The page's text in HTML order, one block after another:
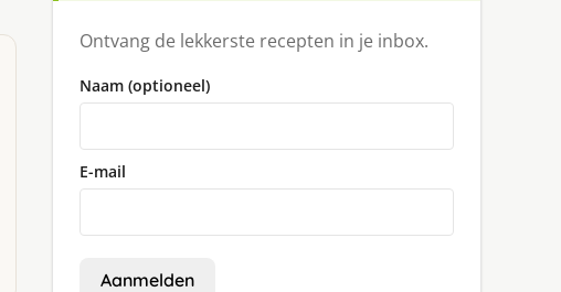
Ontvang de lekkerste recepten in je inbox.
Naam (optioneel)
E-mail
Aanmelden